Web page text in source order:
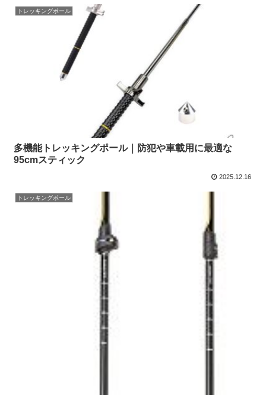
トレッキングポール
多機能トレッキングポール｜防犯や車載用に最適な
95cmスティック
2025.12.16
トレッキングポール